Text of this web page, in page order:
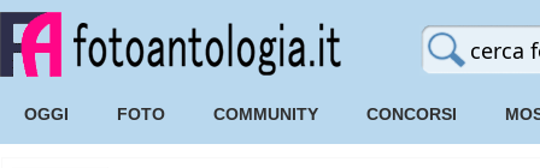
OGGI FOTO COMMUNITY CONCORSI